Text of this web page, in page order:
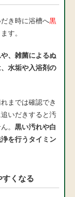
き時に浴槽へ黒
す。
、雑菌によるぬ
、水垢や入浴剤の
までは確認でき
いだきすると汚
。 黒い汚れや白
を行うタイミン
すくなる